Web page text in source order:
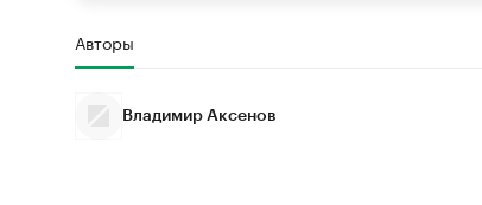
Авторы
Владимир Аксенов